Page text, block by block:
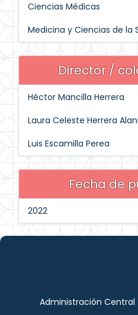
Ciencias Médicas
Medicina y Ciencias de la
Director /
Héctor Mancilla Herrera
Laura Celeste Herrera
Luis Escamilla Perea
Fecha de
2022
Administración Central